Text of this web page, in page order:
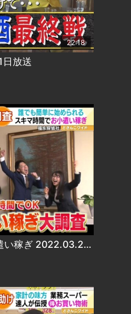
22:18
放送
福永探偵社〜スキマ時間でお小遣い稼ぎ 2022.03.28放送